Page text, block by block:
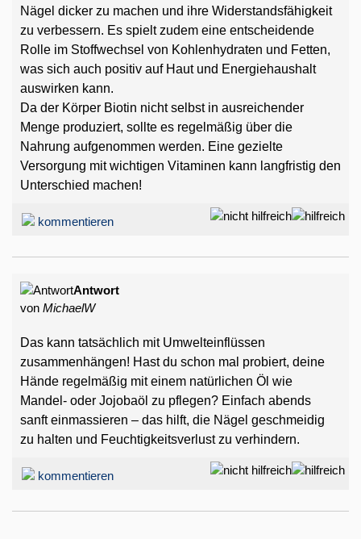
Nägel dicker zu machen und ihre Widerstandsfähigkeit
zu verbessern. Es spielt zudem eine entscheidende
Rolle im Stoffwechsel von Kohlenhydraten und Fetten,
was sich auch positiv auf Haut und Energiehaushalt
auswirken kann.
Da der Körper Biotin nicht selbst in ausreichender
Menge produziert, sollte es regelmäßig über die
Nahrung aufgenommen werden. Eine gezielte
Versorgung mit wichtigen Vitaminen kann langfristig den
Unterschied machen!
kommentieren
Antwort
von MichaelW
Das kann tatsächlich mit Umwelteinflüssen
zusammenhängen! Hast du schon mal probiert, deine
Hände regelmäßig mit einem natürlichen Öl wie
Mandel- oder Jojobaöl zu pflegen? Einfach abends
sanft einmassieren – das hilft, die Nägel geschmeidig
zu halten und Feuchtigkeitsverlust zu verhindern.
kommentieren